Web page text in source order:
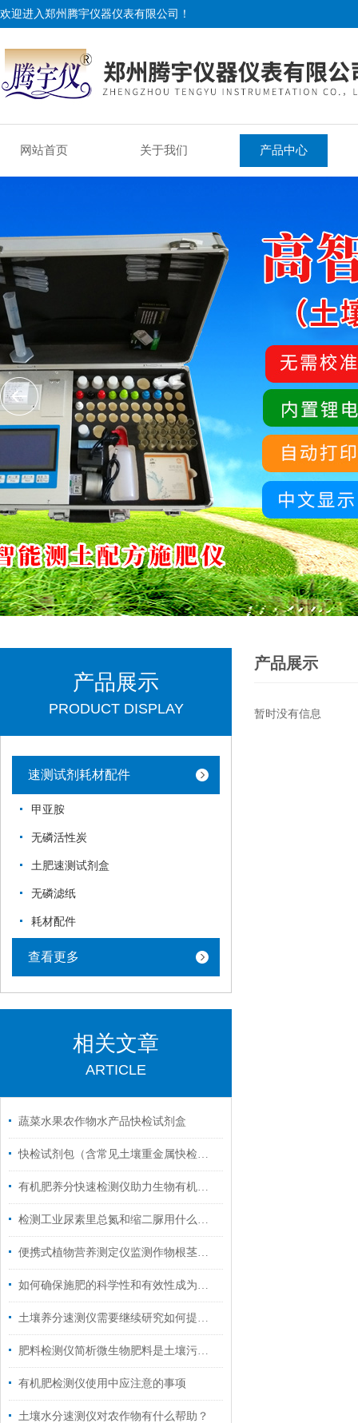
欢迎进入郑州腾宇仪器仪表有限公司！
网站首页 关于我们 产品中心
产品展示
PRODUCT DISPLAY
速测试剂耗材配件
甲亚胺
无磷活性炭
土肥速测试剂盒
无磷滤纸
耗材配件
查看更多
相关文章
ARTICLE
蔬菜水果农作物水产品快检试剂盒
快检试剂包（含常见土壤重金属快检）项目中标型号招标参数
有机肥养分快速检测仪助力生物有机肥产业蓬勃发展
检测工业尿素里总氮和缩二脲用什么检测化验设备？
便携式植物营养测定仪监测作物根茎叶营养元素需求
如何确保施肥的科学性和有效性成为了摆在农民面前的一大问题
土壤养分速测仪需要继续研究如何提高其准确性和可靠性
肥料检测仪简析微生物肥料是土壤污染的“克星”
有机肥检测仪使用中应注意的事项
土壤水分速测仪对农作物有什么帮助？
产品展示
暂时没有信息